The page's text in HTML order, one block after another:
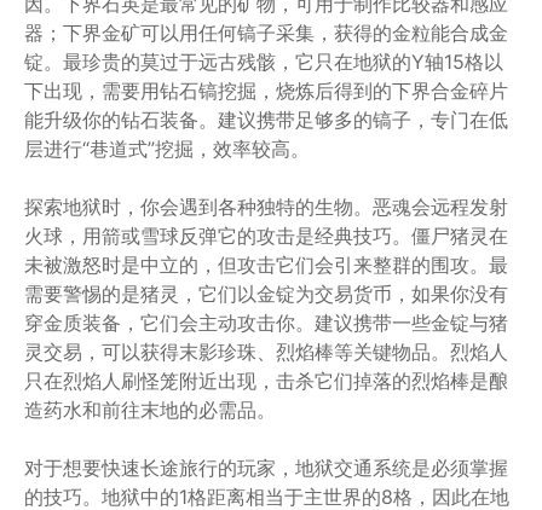
器；下界金矿可以用任何镐子采集，获得的金粒能合成金
锭。最珍贵的莫过于远古残骸，它只在地狱的Y轴15格以
下出现，需要用钻石镐挖掘，烧炼后得到的下界合金碎片
能升级你的钻石装备。建议携带足够多的镐子，专门在低
层进行“巷道式”挖掘，效率较高。
探索地狱时，你会遇到各种独特的生物。恶魂会远程发射
火球，用箭或雪球反弹它的攻击是经典技巧。僵尸猪灵在
未被激怒时是中立的，但攻击它们会引来整群的围攻。最
需要警惕的是猪灵，它们以金锭为交易货币，如果你没有
穿金质装备，它们会主动攻击你。建议携带一些金锭与猪
灵交易，可以获得末影珍珠、烈焰棒等关键物品。烈焰人
只在烈焰人刷怪笼附近出现，击杀它们掉落的烈焰棒是酿
造药水和前往末地的必需品。
对于想要快速长途旅行的玩家，地狱交通系统是必须掌握
的技巧。地狱中的1格距离相当于主世界的8格，因此在地